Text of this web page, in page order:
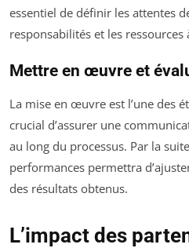
essentiel de définir les attentes
responsabilités et les ressources
Mettre en œuvre et
La mise en œuvre est l’une des
crucial d’assurer une
au long du processus. Par la
performances permettra
des résultats obtenus.
L’impact des